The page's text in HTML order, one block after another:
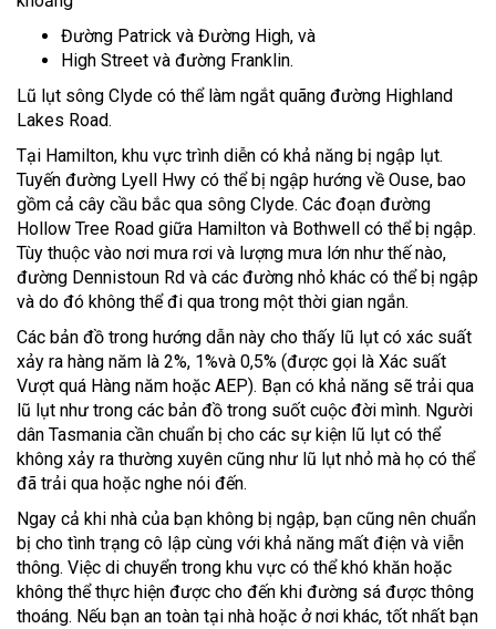
Đường Patrick và Đường High, và
High Street và đường Franklin.
Lũ lụt sông Clyde có thể làm ngắt quãng đường Highland
Lakes Road.
Tại Hamilton, khu vực trình diễn có khả năng bị ngập lụt.
Tuyến đường Lyell Hwy có thể bị ngập hướng về Ouse, bao
gồm cả cây cầu bắc qua sông Clyde. Các đoạn đường
Hollow Tree Road giữa Hamilton và Bothwell có thể bị ngập.
Tùy thuộc vào nơi mưa rơi và lượng mưa lớn như thế nào,
đường Dennistoun Rd và các đường nhỏ khác có thể bị ngập
và do đó không thể đi qua trong một thời gian ngắn.
Các bản đồ trong hướng dẫn này cho thấy lũ lụt có xác suất
xảy ra hàng năm là 2%, 1%và 0,5% (được gọi là Xác suất
Vượt quá Hàng năm hoặc AEP). Bạn có khả năng sẽ trải qua
lũ lụt như trong các bản đồ trong suốt cuộc đời mình. Người
dân Tasmania cần chuẩn bị cho các sự kiện lũ lụt có thể
không xảy ra thường xuyên cũng như lũ lụt nhỏ mà họ có thể
đã trải qua hoặc nghe nói đến.
Ngay cả khi nhà của bạn không bị ngập, bạn cũng nên chuẩn
bị cho tình trạng cô lập cùng với khả năng mất điện và viễn
thông. Việc di chuyển trong khu vực có thể khó khăn hoặc
không thể thực hiện được cho đến khi đường sá được thông
thoáng. Nếu bạn an toàn tại nhà hoặc ở nơi khác, tốt nhất bạn